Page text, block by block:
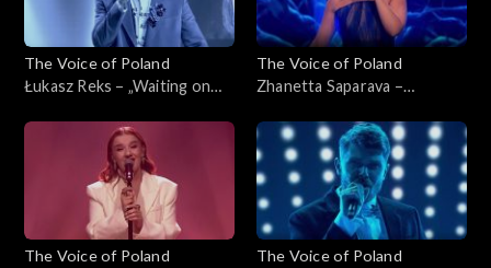
The Voice of Poland
Łukasz Reks – „Waiting on
Voice of Poland”, Live 1, 8
listopada 2025
The Voice of Poland
Zhanetta Saparava –
Poland”, Live 1, 8 listopada
2025
The Voice of Poland
The Voice of Poland